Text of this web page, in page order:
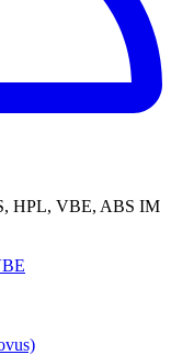
HPL, VBE, ABS IM